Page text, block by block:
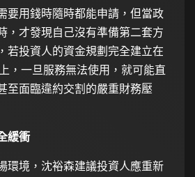
要用錢時隨時都能申請，但當政
，才發現自己沒有準備第二套方
若投資人的資金規劃完全建立在
，一旦服務無法使用，就可能直
至面臨違約交割的嚴重財務壓
緩衝
環境，沈裕森建議投資人應重新